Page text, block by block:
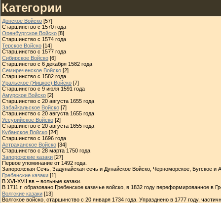
Категории
Донское Войско [57]
Старшинство с 1570 года
Оренбургское Войско [8]
Старшинство с 1574 года
Терское Войско [14]
Старшинство с 1577 года
Сибирское Войско [6]
‎Старшинство с 6 декабря 1582 года
Семиреченское Войско [2]
Старшинство с 1582 года
Уральское (Яицкое) Войско [7]
Старшинство с 9 июля 1591 года
Амурское Войско [2]
Старшинство с 20 августа 1655 года
Забайкальское Войско [7]
Старшинство с‎ ‎20 августа 1655 года
Уссурийское Войско [2]
Старшинство с‎ ‎20 августа 1655 года
Кубанское Войско [24]
Старшинство с 1696 года
Астраханское Войско [34]
Старшинство с 28 марта 1750 года
Запорожские казаки [27]
Первое упоминание от 1492 года.
Запорожская Сечь, Задунайская сечь и Дунайское Войско, Черноморское, Бугское и
Гребенские казаки [1]
В XVI-XVII вв – вольные казаки.
В 1711 г. образовано Гребенское казачье войско, в 1832 году переформированное в
Волгские казаки [13]
Волгское войско, старшинство с 20 января 1734 года. Упразднено в 1777 году,